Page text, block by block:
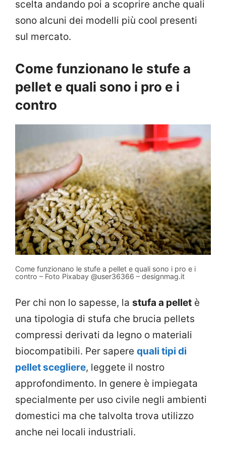
scelta andando poi a scoprire anche quali
sono alcuni dei modelli più cool presenti
sul mercato.
Come funzionano le stufe a
pellet e quali sono i pro e i
contro
Come funzionano le stufe a pellet e quali sono i pro e i
contro – Foto Pixabay @user36366 – designmag.it
Per chi non lo sapesse, la stufa a pellet è
una tipologia di stufa che brucia pellets
compressi derivati da legno o materiali
biocompatibili. Per sapere quali tipi di
pellet scegliere, leggete il nostro
approfondimento. In genere è impiegata
specialmente per uso civile negli ambienti
domestici ma che talvolta trova utilizzo
anche nei locali industriali.